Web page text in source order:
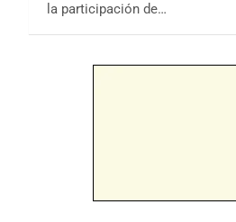
la participación de…